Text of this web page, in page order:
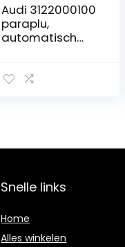
Audi 3122000100
paraplu,
automatisch
Snelle links
Home
Alles winkelen